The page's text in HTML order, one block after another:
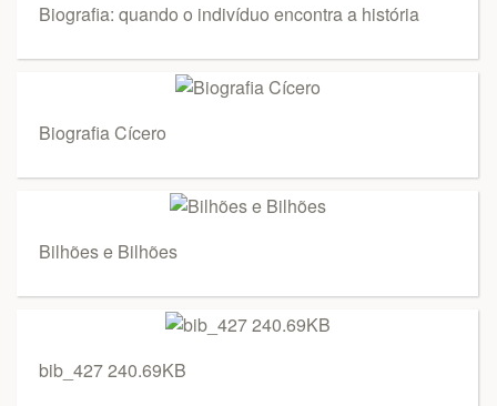
Biografia: quando o indivíduo encontra a história
Biografia Cícero
Bilhões e Bilhões
bib_427 240.69KB